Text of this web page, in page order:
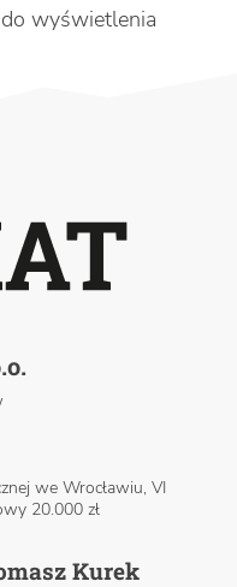
wyświetlenia
we Wrocławiu, VI
20.000 zł
Kurek